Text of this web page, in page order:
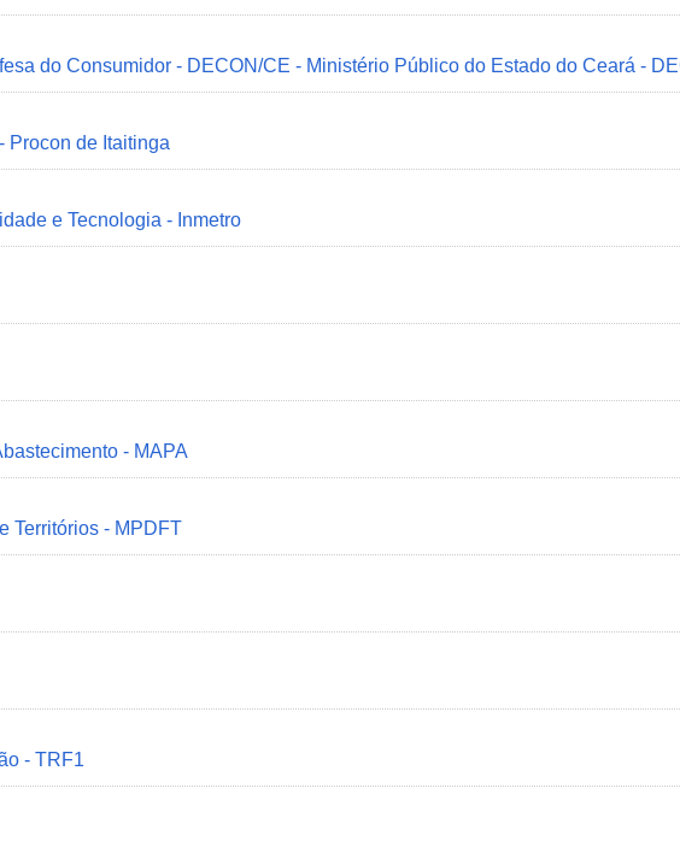
do Consumidor - DECON/CE - Ministério Público do Estado do Ceará -
Procon de Itaitinga
e Tecnologia - Inmetro
- MAPA
Territórios - MPDFT
- TRF1